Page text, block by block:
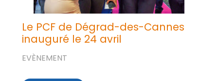
Le PCF de Dégrad-des-Cannes
inauguré le 24 avril
EVÈNEMENT